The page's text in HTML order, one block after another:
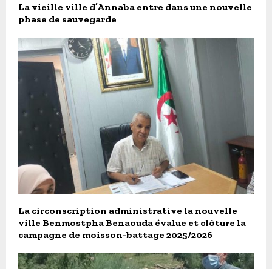
La vieille ville d’Annaba entre dans une nouvelle
phase de sauvegarde
La circonscription administrative la nouvelle
ville Benmostpha Benaouda évalue et clôture la
campagne de moisson-battage 2025/2026